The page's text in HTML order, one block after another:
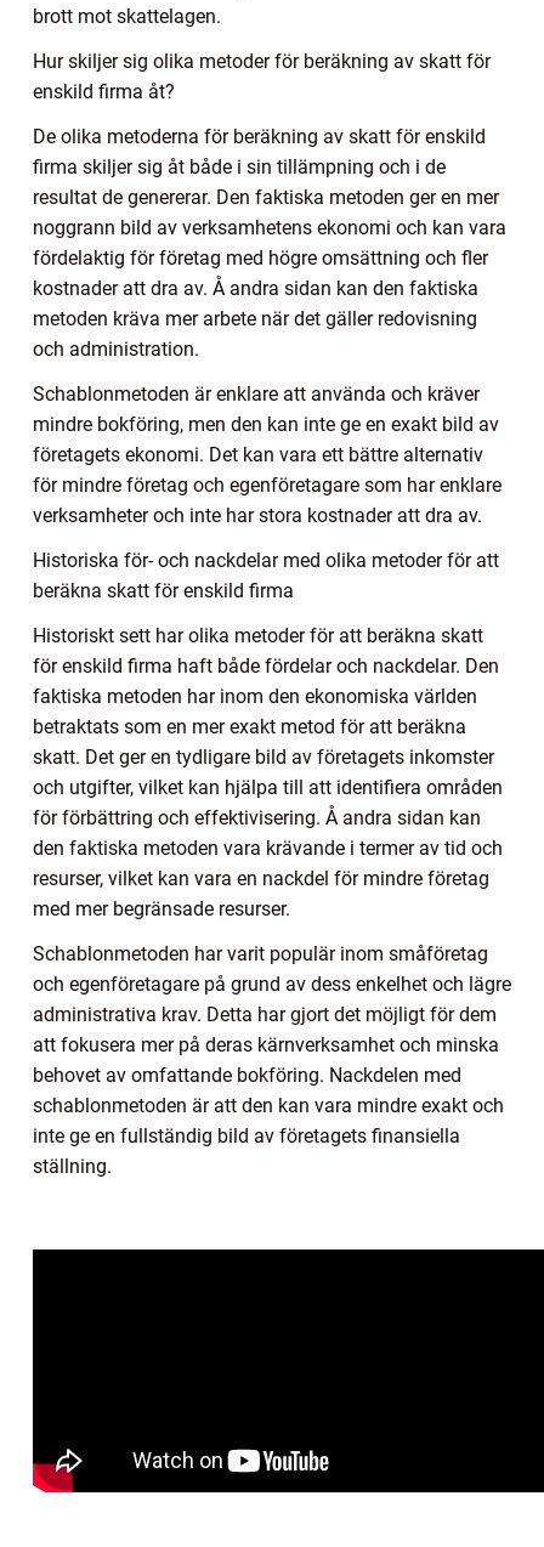
brott mot skattelagen.
Hur skiljer sig olika metoder för beräkning av skatt för
enskild firma åt?
De olika metoderna för beräkning av skatt för enskild
firma skiljer sig åt både i sin tillämpning och i de
resultat de genererar. Den faktiska metoden ger en mer
noggrann bild av verksamhetens ekonomi och kan vara
fördelaktig för företag med högre omsättning och fler
kostnader att dra av. Å andra sidan kan den faktiska
metoden kräva mer arbete när det gäller redovisning
och administration.
Schablonmetoden är enklare att använda och kräver
mindre bokföring, men den kan inte ge en exakt bild av
företagets ekonomi. Det kan vara ett bättre alternativ
för mindre företag och egenföretagare som har enklare
verksamheter och inte har stora kostnader att dra av.
Historiska för- och nackdelar med olika metoder för att
beräkna skatt för enskild firma
Historiskt sett har olika metoder för att beräkna skatt
för enskild firma haft både fördelar och nackdelar. Den
faktiska metoden har inom den ekonomiska världen
betraktats som en mer exakt metod för att beräkna
skatt. Det ger en tydligare bild av företagets inkomster
och utgifter, vilket kan hjälpa till att identifiera områden
för förbättring och effektivisering. Å andra sidan kan
den faktiska metoden vara krävande i termer av tid och
resurser, vilket kan vara en nackdel för mindre företag
med mer begränsade resurser.
Schablonmetoden har varit populär inom småföretag
och egenföretagare på grund av dess enkelhet och lägre
administrativa krav. Detta har gjort det möjligt för dem
att fokusera mer på deras kärnverksamhet och minska
behovet av omfattande bokföring. Nackdelen med
schablonmetoden är att den kan vara mindre exakt och
inte ge en fullständig bild av företagets finansiella
ställning.